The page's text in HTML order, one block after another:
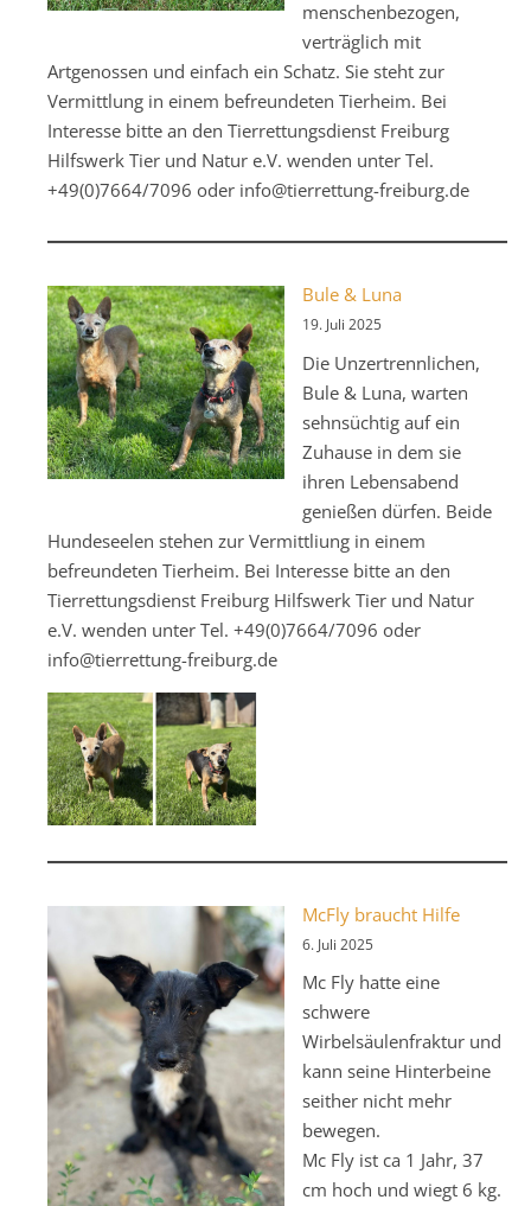
menschenbezogen,
verträglich mit
Artgenossen und einfach ein Schatz. Sie steht zur
Vermittlung in einem befreundeten Tierheim. Bei
Interesse bitte an den Tierrettungsdienst Freiburg
Hilfswerk Tier und Natur e.V. wenden unter Tel.
+49(0)7664/7096 oder info@tierrettung-freiburg.de
Bule & Luna
19. Juli 2025
Die Unzertrennlichen,
Bule & Luna, warten
sehnsüchtig auf ein
Zuhause in dem sie
ihren Lebensabend
genießen dürfen. Beide
Hundeseelen stehen zur Vermittliung in einem
befreundeten Tierheim. Bei Interesse bitte an den
Tierrettungsdienst Freiburg Hilfswerk Tier und Natur
e.V. wenden unter Tel. +49(0)7664/7096 oder
info@tierrettung-freiburg.de
McFly braucht Hilfe
6. Juli 2025
Mc Fly hatte eine
schwere
Wirbelsäulenfraktur und
kann seine Hinterbeine
seither nicht mehr
bewegen.
Mc Fly ist ca 1 Jahr, 37
cm hoch und wiegt 6 kg.